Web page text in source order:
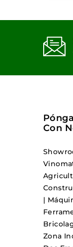
Con
|
Zona